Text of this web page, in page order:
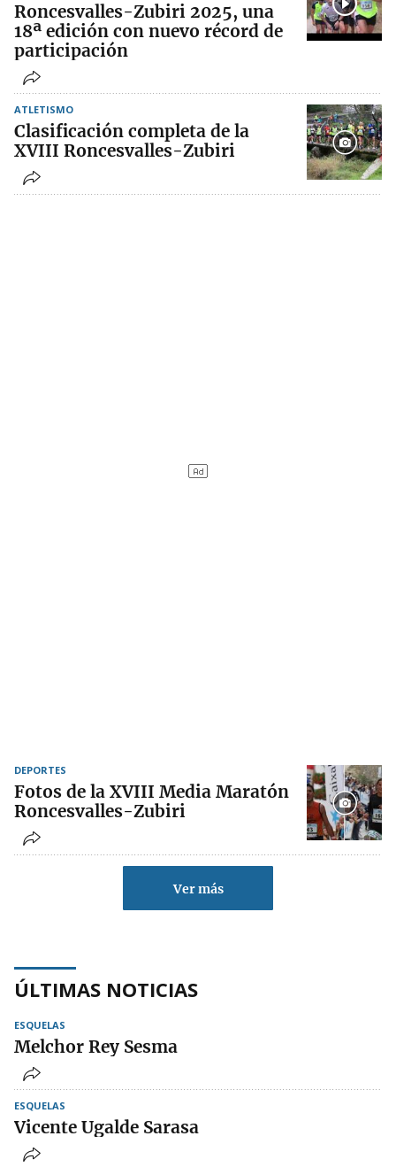
Roncesvalles-Zubiri 2025, una
18ª edición con nuevo récord de
participación
ATLETISMO
Clasificación completa de la
XVIII Roncesvalles-Zubiri
DEPORTES
Fotos de la XVIII Media Maratón
Roncesvalles-Zubiri
Ver más
ÚLTIMAS NOTICIAS
ESQUELAS
Melchor Rey Sesma
ESQUELAS
Vicente Ugalde Sarasa